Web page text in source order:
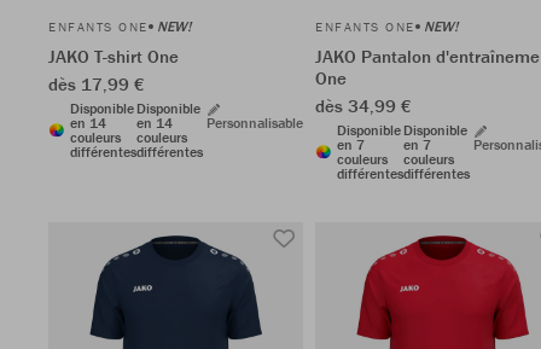
ENFANTS ONE NEW!
JAKO T-shirt One
dès 17,99 €
Disponible
en 14
couleurs
différentes
Disponible
en 14
couleurs
différentes
Personnalisable
ENFANTS ONE NEW!
JAKO Pantalon
One
dès 34,99 €
Disponible
en 7
couleurs
différentes
Disponible
en 7
couleurs
différentes